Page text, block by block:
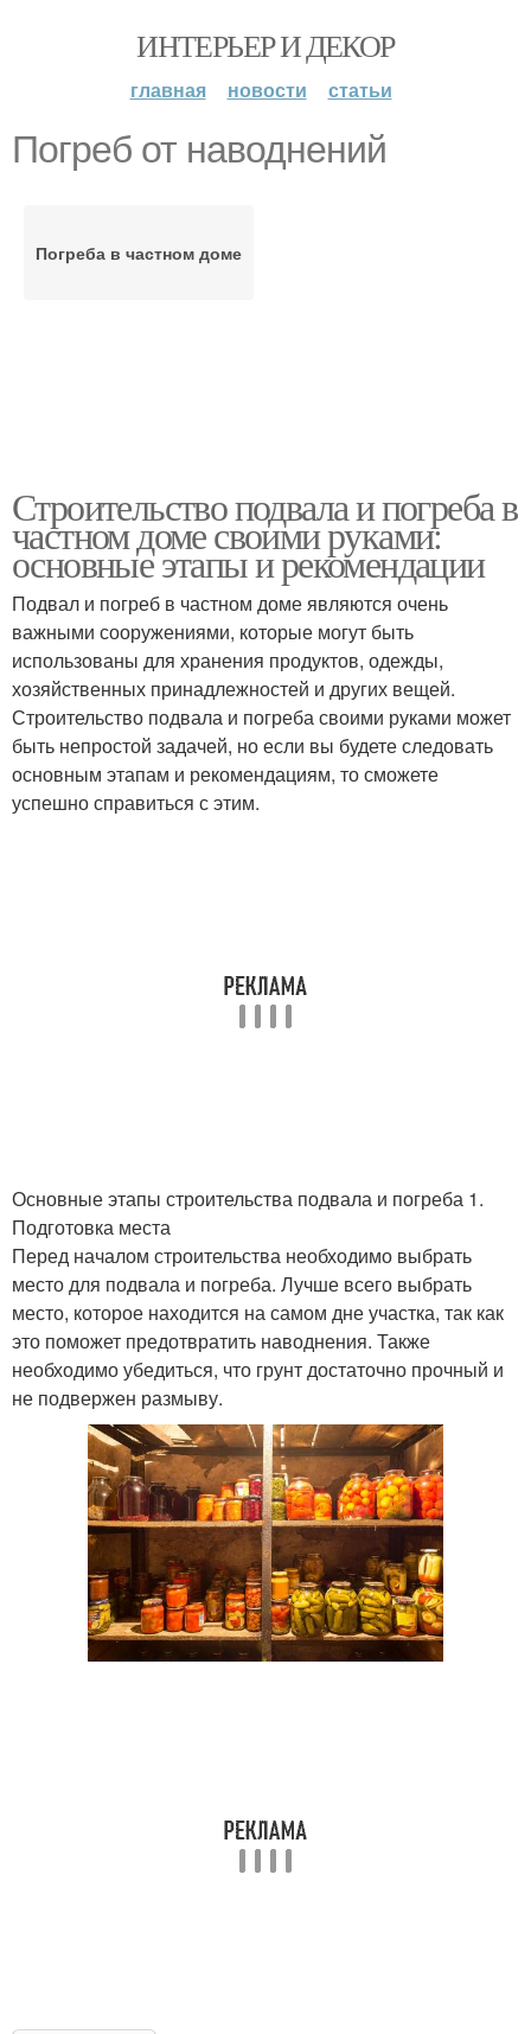
ИНТЕРЬЕР И ДЕКОР
главная новости статьи
Погреб от наводнений
Погреба в частном доме
Строительство подвала и погреба в
частном доме своими руками:
основные этапы и рекомендации
Подвал и погреб в частном доме являются очень
важными сооружениями, которые могут быть
использованы для хранения продуктов, одежды,
хозяйственных принадлежностей и других вещей.
Строительство подвала и погреба своими руками может
быть непростой задачей, но если вы будете следовать
основным этапам и рекомендациям, то сможете
успешно справиться с этим.
Основные этапы строительства подвала и погреба 1.
Подготовка места
Перед началом строительства необходимо выбрать
место для подвала и погреба. Лучше всего выбрать
место, которое находится на самом дне участка, так как
это поможет предотвратить наводнения. Также
необходимо убедиться, что грунт достаточно прочный и
не подвержен размыву.